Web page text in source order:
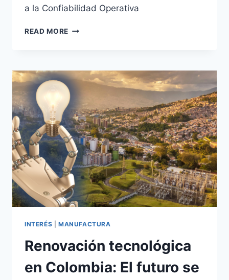
a la Confiabilidad Operativa
READ MORE
INTERÉS MANUFACTURA
Renovación tecnológica
en Colombia: El futuro se